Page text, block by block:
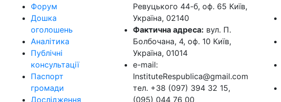
Форум
Дошка
оголошень
Аналітика
Публічні
консультації
Паспорт
громади
Дослідження
Ревуцького 44-б, оф. 65 Київ,
Україна, 02140
Фактична адреса: вул. П.
Болбочана, 4, оф. 10 Київ,
Україна, 01014
e-mail:
InstituteRespublica@gmail.com
тел. +38 (097) 394 32 15,
(095) 044 76 00